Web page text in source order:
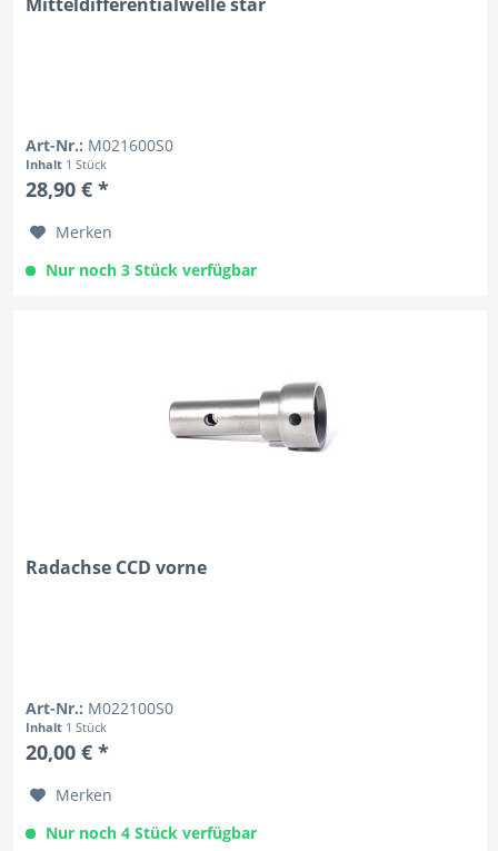
Art-Nr.: M021600S0
Inhalt 1 Stück
28,90 € *
Merken
Nur noch 3 Stück verfügbar
Radachse CCD vorne
Art-Nr.: M022100S0
Inhalt 1 Stück
20,00 € *
Merken
Nur noch 4 Stück verfügbar